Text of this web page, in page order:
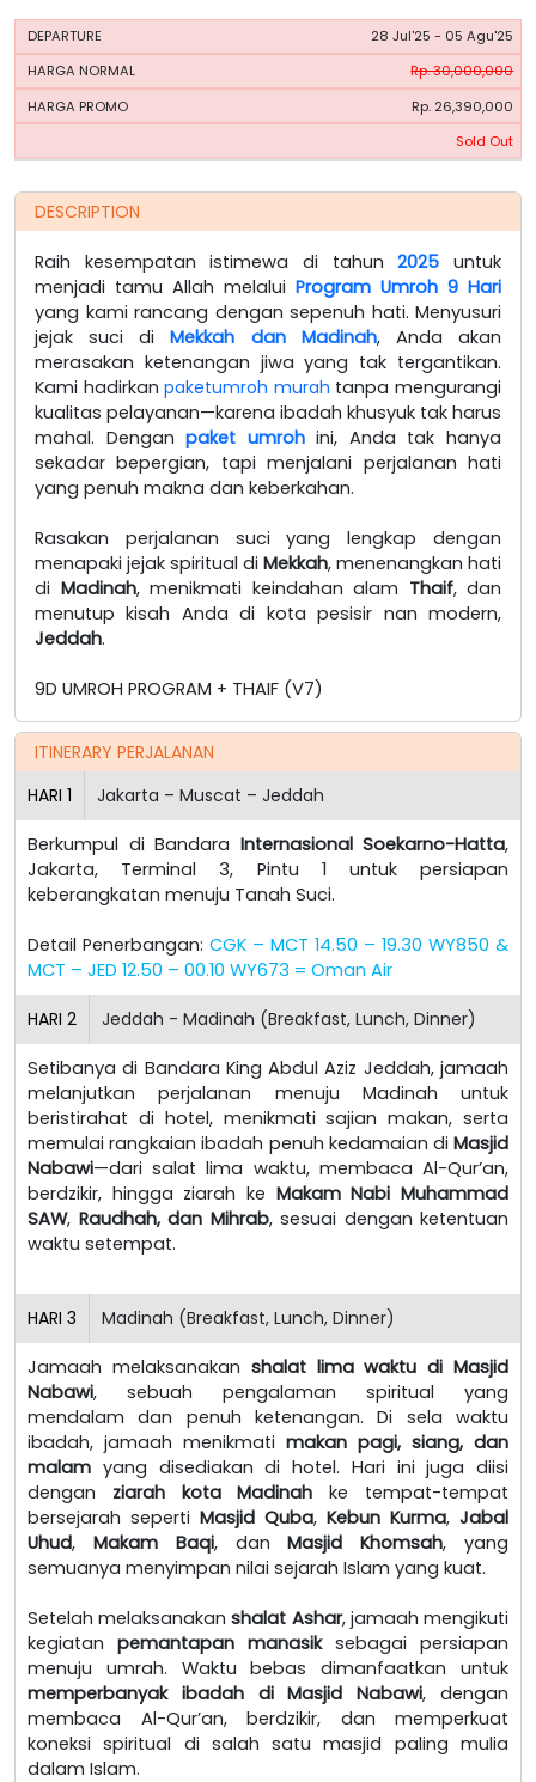
PERIODE
HARGA
28 Jul'25 - 05 Agu'25
Rp. 30,000,000
Rp. 26,390,000
Sold Out
DESCRIPTION
Raih kesempatan istimewa di tahun2025 untuk
menjadi tamu Allah melalui Program Umroh 9 Hari
yang kami rancang dengan sepenuh hati. Menyusuri
jejak suci diMekkah dan Madinah, Anda akan
merasakan ketenangan jiwa yang tak tergantikan.
Kami hadirkanpaketumroh murah tanpa mengurangi
kualitas pelayanan—karena ibadah khusyuk tak harus
mahal. Denganpaket umrohini, Anda tak hanya
sekadar bepergian, tapi menjalani perjalanan hati
yang penuh makna dan keberkahan.
Rasakan perjalanan suci yang lengkap dengan
menapaki jejak spiritual di Mekkah, menenangkan hati
di Madinah, menikmati keindahan alam Thaif, dan
menutup kisah Anda di kota pesisir nan modern,
Jeddah.
9D UMROH PROGRAM + THAIF (V7)
ITINERARY PERJALANAN
HARI 1 Jakarta – Muscat – Jeddah
Berkumpul di Bandara Internasional Soekarno-Hatta,
Jakarta, Terminal 3, Pintu 1 untuk persiapan
keberangkatan menuju Tanah Suci.
Detail Penerbangan: CGK – MCT 14.50 – 19.30 WY850 &
MCT – JED 12.50 – 00.10 WY673 = Oman Air
HARI 2 Jeddah - Madinah (Breakfast, Lunch, Dinner)
Setibanya di Bandara King Abdul Aziz Jeddah, jamaah
melanjutkan perjalanan menuju Madinah untuk
beristirahat di hotel, menikmati sajian makan, serta
memulai rangkaian ibadah penuh kedamaian di Masjid
Nabawi—dari salat lima waktu, membaca Al-Qur’an,
berdzikir, hingga ziarah ke Makam Nabi Muhammad
SAW, Raudhah, dan Mihrab, sesuai dengan ketentuan
waktu setempat.
HARI 3 Madinah (Breakfast, Lunch, Dinner)
Jamaah melaksanakan shalat lima waktu di Masjid
Nabawi, sebuah pengalaman spiritual yang
mendalam dan penuh ketenangan. Di sela waktu
ibadah, jamaah menikmati makan pagi, siang, dan
malam yang disediakan di hotel. Hari ini juga diisi
dengan ziarah kota Madinah ke tempat-tempat
bersejarah seperti Masjid Quba, Kebun Kurma, Jabal
Uhud, Makam Baqi, danMasjid Khomsah, yang
semuanya menyimpan nilai sejarah Islam yang kuat.
Setelah melaksanakanshalat Ashar, jamaah mengikuti
kegiatan pemantapan manasiksebagai persiapan
menuju umrah. Waktu bebas dimanfaatkan untuk
memperbanyak ibadah di Masjid Nabawi, dengan
membaca Al-Qur’an, berdzikir, dan memperkuat
koneksi spiritual di salah satu masjid paling mulia
dalam Islam.